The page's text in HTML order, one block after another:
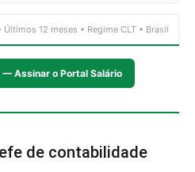
12 meses • Regime CLT • Brasil
— Assinar o Portal Salário
de contabilidade